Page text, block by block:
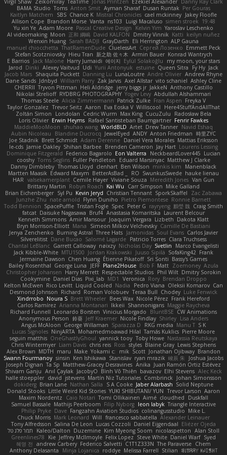
Virgil Shaw Zeikomiray TeaTime Jonas Printzen Ezekiel Alexander Danny Ray Clark
BAMA Studio Toms Anton Smit Ayman Sharaf Dusan Runtak Per Gouras
Kaitlyn Matchem
SBS Chance K Mistral Chronicles cael mckinney Jakey Floofle
Allison Cope Brandon Morse Vanta ns103 Luigi Macaluso simen stroek 19:48
Yu xin Ye Adam Moore Pascal Creative Design Kelvin Yim Yaroslav Leschenko
AI videomaking Moon 正和 綱嶋 David KALFON Dmitry Vinnik Katti keilyn nuñez
Wenxin Huang Sarah BADJI GrayDarth Eli Herrington ALP Gauna
manuel chiocchetta ThatRamenDude CluelessArt Cергей Лозенко Emmett Peck
Stefan Scotzniovsky Hieu Tran 新之助 佐々木 Armin Bauer Konrad Wantrych
E Barrios Jack Malone Harry Jumaidi 에이지 Eylül Solakoğlu
my moon, your stars
Jarod Dinki Alexey Vaitvud Udi Yurii Antonyuk estuine Queen Sitra Fy Hy Jack
Jacob Mars Shaquita Puckett Danning Lu LunaLoutre Andre Olivier Andrew Rhyne
Dane Sands Jdnbyd William Parry Zak Jarvis Axel Allstar vito schaniel Ashley Cline
CHERRII Tryvon Pittman Heli Aldridge jerry biggs jr JakkeN Anthony Castillo
Nikolai Strelioff RYDBRG PHOTOGRAPHY Yogev Levy Abdullah Alshammari
Thomas Steele Alicia Zimmermann Patrick Zulke Fran Aspen Freyka V
Taylor Gonzalez Trevor Seitz Aaron Eva Eoska V Williscool
Here4StuffAndAllThat
Zoltán Simon
Londolan Cedric Wurm Max King CucuZulu
Radosław Bela
Loris Olivier Erwin Heyms Rafael Santisteban Baumgartner Fenrir Fawkes
MaddieMooMoon shuhao wang WorldBLD Artet Drew Tanner Navid Eshaq
Aubin Nicoleau
Blandine Ducrocq JewelEyed ANDY Anton Friedman 時里ZYC
Joe Stadnik Brett Schmidt Adam Derenne Daniel Vera Morales Mattias Eriksson
le-cds Jamie Oakley Shihan Barbee Brenden Cameron Jay Hart Lourens Lessing
Dominique Fitzgerald Federico Bagarolo Eon Valterra NeckbeardLover445 Lucian
cooshy Toms Seglins Fuller Pendleton Eduard Marsinyac Matthew J Clarke
Danny Dimbleby Thomas Lloyd clenhart Ben Wilson minkis kim
Manenblack
Martten Maasik Edward Maxym BetterAsBad _ RO SwunkusSwede hauke lienau
HAR valsekamerplant Cemile Høyer Viviane Souza Meredith Jones Van Gun
Brittany Martin Robyn Roach Kai Wu Carr Simpson Mike Galland
Brian Eichenberger Syl Pu Kevin Jeryd Christian Tennant SporkSkaffel
Zac Zabawa
Junzhe Zhu nate arnold Flynn Duniho Pietro Piemontese Ronnie Barnett
Todd Bennion SpacePuffle Tristan Fogle Spec Peter G rayryeng 鸝瑩 魏 Craig Smith
fatcat Daisuke Nagasawa Bruf4 Anastasia Komaritska Laurent Belcour
Kenneth Simmons Amir Mansour Joaquim Vergara Lizbeth Dakota Klatt
Bryn Morrison-Elliott Mana Simeon Milkov Velchevsky Camille De Bastiani
Jenya Zenchenko Burning Astral Three Hats Jamonidas Soul Evans Carlos Javier
Silverelitist Dane Bucao Salomé Lagarde Patricio Torres Clara Truchsess
Chantal LeBlanc Garrett Calloway nøixzy Nicholas Day Svetlin
Marco Evangelisti
Jack Kibble-White MTU1500 Jordan Krakowski Juuso Sipilä SofaKing42 Frank
Jermaine Dawson Chen Huang Étienne Pikatoff Sri Sonti Bassy's Games
Bailey Rosenthal George Luna JEFF Plane2House Bob F Matt Zoemoney Azula
Christopher Johansen Harry Merrett Respectable Studios Phil Wilt Dmitry Sorokin
Cookymine Daniel Dias Pixi_lab MD1 Veronica Rory Brendan Droppo
Kelton McEwen Rico Levitt Liquid Cooled Nadia Pedro Viana Oleksii Komarov Can
Desmond Johnson Richard Roman Volobuev Teraa Bull Chodey Luke Fenwick
Xindrrobo Noura S Brett Wheeler Bees Wax Nicole Pérez Frank Hereford
Carlos Ramírez Arianna Montanari Ikkeii Shannonigans Maggie Raycheva
Richard Funnell Leonardo Borsten Vinicius Morgado BluntBSE CW Animations
Anonymous Person 鈴葵 Jeff Kraemer Nicole Findlay Shirley Lisa Anders
Angus McAloon George Willaman Sparazza D RKG media Manu T S K
Lucas Signoles NinjARTA Mohamedmoawad Hilal Tamás Kuklics Pierre Moore
seguin matthis OneGhastlyGhoul yannick tooy Toby Howe Nastassia Reutskaya
Chris Wintermyer Liam Davis chris reis Ross styles Blaine Gray Lewis Stephens
Alex Brown MDTH maru Make Yokami c: mik Scott Jonathan Ojibway Brandon
Swann Fourmanoy sinsin Ken Ishikawa Stanislav ryan mrazik 峻辰 朱
Joshua Jacobs
Joseph Dignan Ta Sp Matthew-Gracey Desravines Anika Juan Ramón Ortiz Estévez
Shivam Ganju Anıl Çaylak JacobyO Bình Võ Thiên bavazov Elhi Stevens Alec Keck
halle stoeppler david jstevens Martín Niz Tutoriales Combrinck Johan Simonsson
dokiderg Brian Lane Nathan Salla S A Cooke Jaber Alarbash Solid Neptune
Donald Stooks Little Weird Kid Stories YUKI SHIBUTANI/ YUN Trevor Larson Aaron
Maxim Nordentz
Caio Notari Tomi Ollikainen Aimé cloudhed
Duskfall
Samuel Bassale Mathijs Peerboom Filip Nyborg leon labyk Triangle Interactive
Philip Pryke Dave Fangzahn Aviation Studios colinangusstudio Mike L.
Chuck Morris Mark Leonard Will francesco sabbatella Alexander Leinauer
Tony Alfredsson Salina De Leon Lucas Cozzoli Daniel Eijgendaal Eliézer Ojeda
תמר פלג טל
Kaleo/Dalton Duzemine Kim Myeong Soom nicolaspetton Alan Stoll
Greenlines78
Kie Jeffrey McIlmoyle Felix Lopez Steve White Daniel Warf Syed
혜영 전 andrew Carbery Federico Salvetti C1T1Z333N The Paraverse Chem
Anthony Delasanta
Minja Lojanica roddye Melissa Farrell Stilian ꌃ꒒ꀎꋪꋪꌩ ꀘꈤꀤꁅꃅ꓄